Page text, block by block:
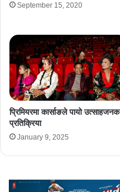
September 15, 2020
प्रिमियरमा कार्साङले पायो उत्साहजनक
प्रतिक्रिया
January 9, 2025